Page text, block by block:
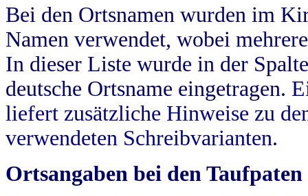
Bei den Ortsnamen wurden im
Namen verwendet, wobei
In dieser Liste wurde in der
deutsche Ortsname eingetragen.
liefert zusätzliche Hinweise zu
verwendeten Schreibvarianten.
Ortsangaben bei den Taufpaten